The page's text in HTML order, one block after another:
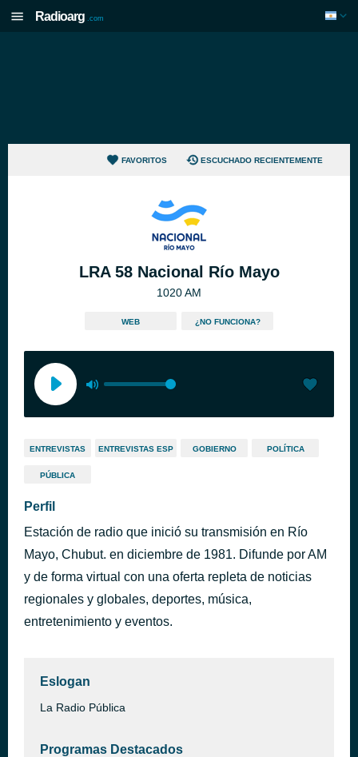
Radioarg .com
FAVORITOS ESCUCHADO RECIENTEMENTE
LRA 58 Nacional Río Mayo
1020 AM
WEB ¿NO FUNCIONA?
ENTREVISTAS ENTREVISTAS ESP GOBIERNO POLÍTICA
PÚBLICA
Perfil
Estación de radio que inició su transmisión en Río
Mayo, Chubut. en diciembre de 1981. Difunde por AM
y de forma virtual con una oferta repleta de noticias
regionales y globales, deportes, música,
entretenimiento y eventos.
Eslogan
La Radio Pública
Programas Destacados